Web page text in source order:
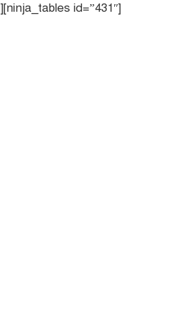
id=”431″]